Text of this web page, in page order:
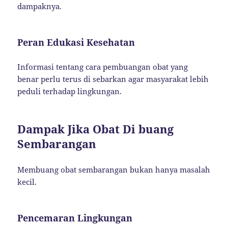
dampaknya.
Peran Edukasi Kesehatan
Informasi tentang cara pembuangan obat yang
benar perlu terus di sebarkan agar masyarakat lebih
peduli terhadap lingkungan.
Dampak Jika Obat Di buang
Sembarangan
Membuang obat sembarangan bukan hanya masalah
kecil.
Pencemaran Lingkungan